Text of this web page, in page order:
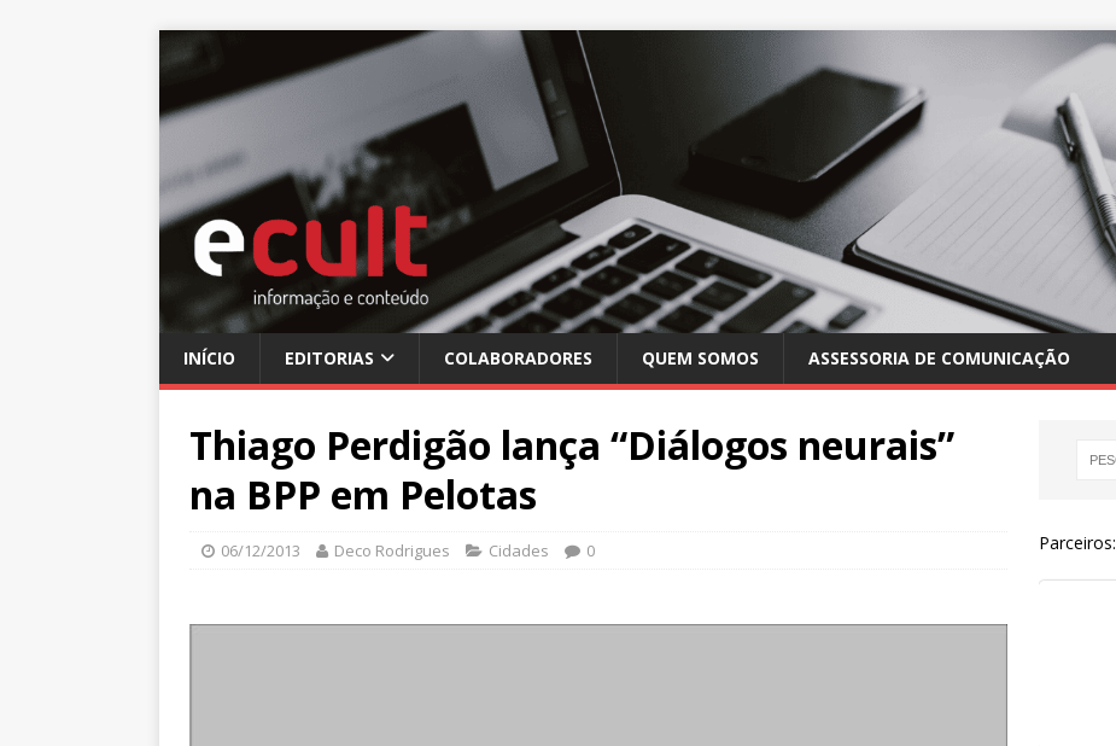
INÍCIO EDITORIAS COLABORADORES QUEM SOMOS ASSESSORIA DE COMUNICAÇÃO
Thiago Perdigão lança “Diálogos neurais”
na BPP em Pelotas
06/12/2013 Deco Rodrigues Cidades 0 Parceiros: